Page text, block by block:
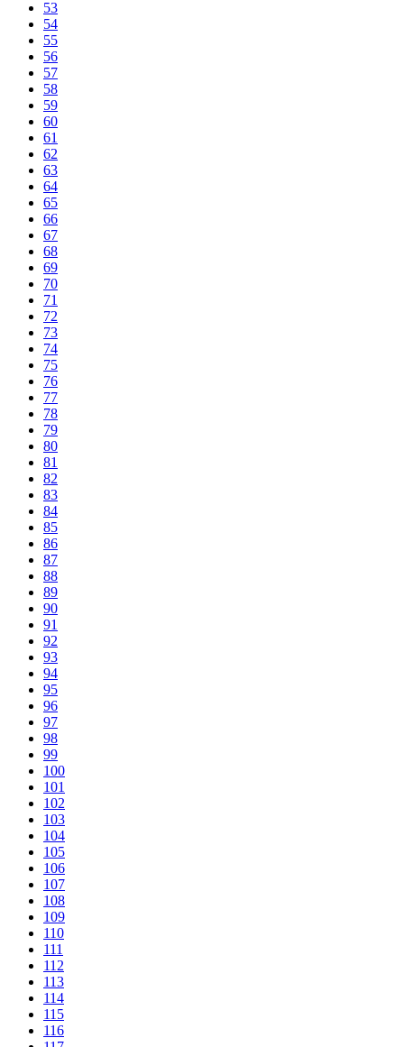
53
54
55
56
57
58
59
60
61
62
63
64
65
66
67
68
69
70
71
72
73
74
75
76
77
78
79
80
81
82
83
84
85
86
87
88
89
90
91
92
93
94
95
96
97
98
99
100
101
102
103
104
105
106
107
108
109
110
111
112
113
114
115
116